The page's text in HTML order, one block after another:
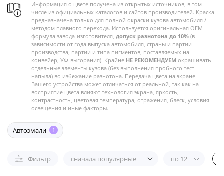
Информация о цвете получена из открытых источников, в том
числе из официальных каталогов и сайтов производителей. Краска
предназначена только для полной окраски кузова автомобиля /
методом плавного перехода. Используется оригинальная OEM-
формула завода-изготовителя, допуск разнотона до 10% (в
зависимости от года выпуска автомобиля, страны и партии
производства, партии и типа пигментов, поставляемых на
конвейер, УФ-выгорания). Крайне НЕ РЕКОМЕНДУЕМ окрашивать
отдельные элементы кузова (без выполнения пробного тест-
напыла) во избежание разнотона. Передача цвета на экране
Вашего устройства может отличаться от реальной, так как на
восприятие цвета влияют технология экрана, яркость,
контрастность, цветовая температура, отражения, блеск, условия
освещения и иные факторы.
Автоэмали 1
Фильтр сначала популярные по 12